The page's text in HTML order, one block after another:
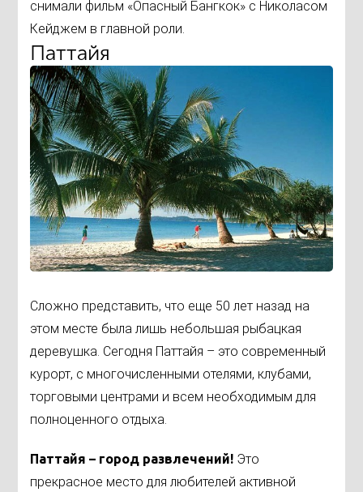
снимали фильм «Опасный Бангкок» с Николасом
Кейджем в главной роли.
Паттайя
Сложно представить, что еще 50 лет назад на
этом месте была лишь небольшая рыбацкая
деревушка. Сегодня Паттайя – это современный
курорт, с многочисленными отелями, клубами,
торговыми центрами и всем необходимым для
полноценного отдыха.
Паттайя – город развлечений! Это
прекрасное место для любителей активной